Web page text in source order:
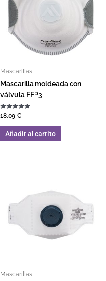
Mascarillas
Mascarilla moldeada con
válvula FFP3
Valorado con
5.00
de 5
18,09 €
Añadir al carrito
Mascarillas